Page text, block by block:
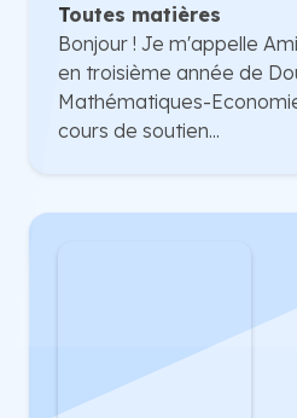
Toutes matières
Bonjour ! Je m'appelle
en troisième année de
Mathématiques-
cours de soutien...